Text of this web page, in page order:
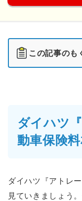
この記事のも
ダイハツ
動車保険
ダイハツ『アトレ
見ていきましょう